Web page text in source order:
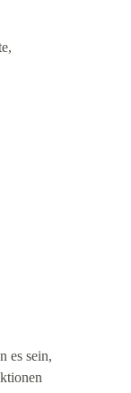
es sein,